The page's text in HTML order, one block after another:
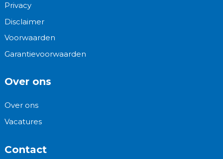
Privacy
Disclaimer
Voorwaarden
Garantievoorwaarden
Over ons
Over ons
Vacatures
Contact